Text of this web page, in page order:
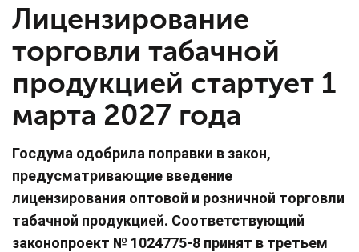
Лицензирование
торговли табачной
продукцией стартует 1
марта 2027 года
Госдума одобрила поправки в закон,
предусматривающие введение
лицензирования оптовой и розничной торговли
табачной продукцией. Соответствующий
законопроект № 1024775-8 принят в третьем